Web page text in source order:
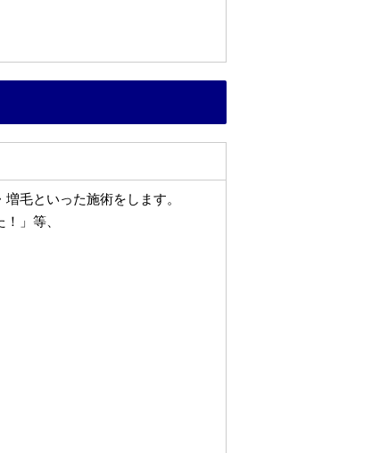
毛といった施術をします。
」等、